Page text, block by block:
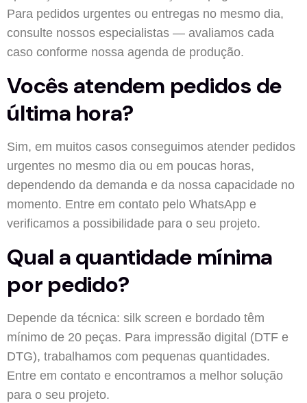
Para pedidos urgentes ou entregas no mesmo dia,
consulte nossos especialistas — avaliamos cada
caso conforme nossa agenda de produção.
Vocês atendem pedidos de
última hora?
Sim, em muitos casos conseguimos atender pedidos
urgentes no mesmo dia ou em poucas horas,
dependendo da demanda e da nossa capacidade no
momento. Entre em contato pelo WhatsApp e
verificamos a possibilidade para o seu projeto.
Qual a quantidade mínima
por pedido?
Depende da técnica: silk screen e bordado têm
mínimo de 20 peças. Para impressão digital (DTF e
DTG), trabalhamos com pequenas quantidades.
Entre em contato e encontramos a melhor solução
para o seu projeto.